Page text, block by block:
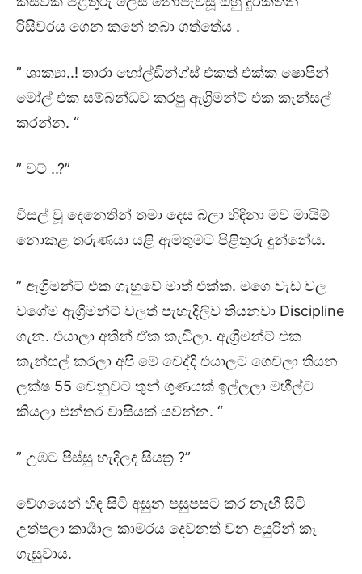
රිසිවරය ගෙන කනේ තබා ගත්තේය .
” ශාක්‍යා..! තාරා හෝල්ඩින්ග්ස් එකත් එක්ක ෂොපින්
මෝල් එක සම්බන්ධව කරපු ඇග්‍රිමන්ට් එක කැන්සල්
කරන්න. “
” වට් ..?”
විසල් වූ දෙනෙතින් තමා දෙස බලා හිඳිනා මව මායිම්
නොකළ තරුණයා යළි ඇමතුමට පිළිතුරු දුන්නේය.
” ඇග්‍රිමන්ට් එක ගැහුවේ මාත් එක්ක. මගෙ වැඩ වල
වගේම ඇග්‍රිමන්ට් වලත් පැහැදිලිව තියනවා Discipline
ගැන. එයාලා අතින් ඒක කැඩිලා. ඇග්‍රිමන්ට් එක
කැන්සල් කරලා අපි මේ වෙද්දි එයාලට ගෙවලා තියන
ලක්ෂ 55 වෙනුවට තුන් ගුණයක් ඉල්ලලා මහීල්ට
කියලා එන්තර වාසියක් යවන්න. “
” උඹට පිස්සු හැදිලද සියත්‍ර ?”
වේගයෙන් හිඳ සිටි අසුන පසුපසට කර නැඟී සිටි
උත්පලා කාර්‍යාල කාමරය දෙවනත් වන අයුරින් කෑ
ගැසුවාය.